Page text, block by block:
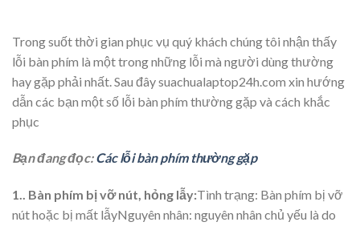
Trong suốt thời gian phục vụ quý khách chúng tôi nhận thấy
lỗi bàn phím là một trong những lỗi mà người dùng thường
hay gặp phải nhất. Sau đây suachualaptop24h.com xin hướng
dẫn các bạn một số lỗi bàn phím thường gặp và cách khắc
phục
Bạn đang đọc:Các lỗi bàn phím thường gặp
1.. Bàn phím bị vỡ nút, hỏng lẫy:Tình trạng: Bàn phím bị vỡ
nút hoặc bị mất lẫyNguyên nhân: nguyên nhân chủ yếu là do